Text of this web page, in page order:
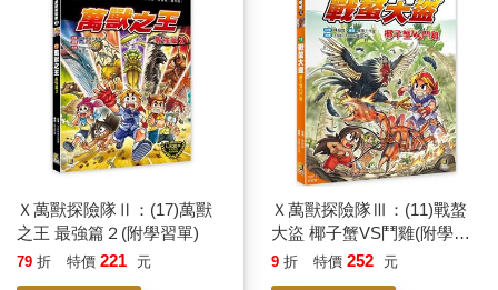
Ｘ萬獸探險隊Ⅱ：(17)萬獸
之王 最強篇２(附學習單)
79 折 特價 221 元
Ｘ萬獸探險隊Ⅲ：(11)戰螯
大盜 椰子蟹VS鬥雞(附學習
單)
9 折 特價 252 元